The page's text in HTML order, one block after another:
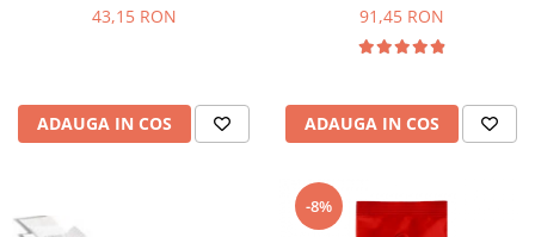
43,15 RON
ADAUGA IN COS
91,45 RON
ADAUGA IN COS
-8%